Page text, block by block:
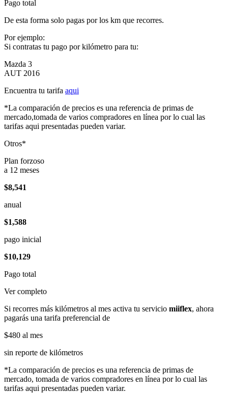
Pago total
De esta forma solo pagas por los km que recorres.
Por ejemplo:
Si contratas tu pago por kilómetro para tu:
Mazda 3
AUT 2016
Encuentra tu tarifa aqui
*La comparación de precios es una referencia de primas de
mercado,tomada de varios compradores en línea por lo cual las
tarifas aqui presentadas pueden variar.
Otros*
Plan forzoso
a 12 meses
$8,541
anual
$1,588
pago inicial
$10,129
Pago total
Ver completo
Si recorres más kilómetros al mes activa tu servicio miiflex, ahora
pagarás una tarifa preferencial de
$480 al mes
sin reporte de kilómetros
*La comparación de precios es una referencia de primas de
mercado, tomada de varios compradores en línea por lo cual las
tarifas aqui presentadas pueden variar.